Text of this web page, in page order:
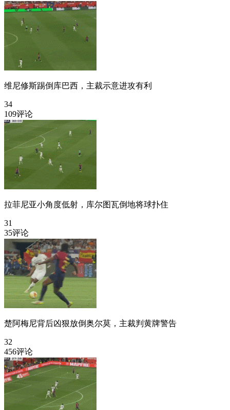
维尼修斯踢倒库巴西，主裁示意进攻有利
34
109评论
拉菲尼亚小角度低射，库尔图瓦倒地将球扑住
31
35评论
楚阿梅尼背后凶狠放倒奥尔莫，主裁判黄牌警告
32
456评论